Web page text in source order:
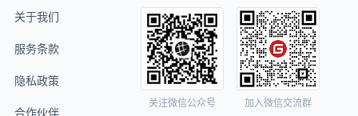
关于我们
服务条款
隐私政策
合作伙伴
关注微信公众号 加入微信交流群